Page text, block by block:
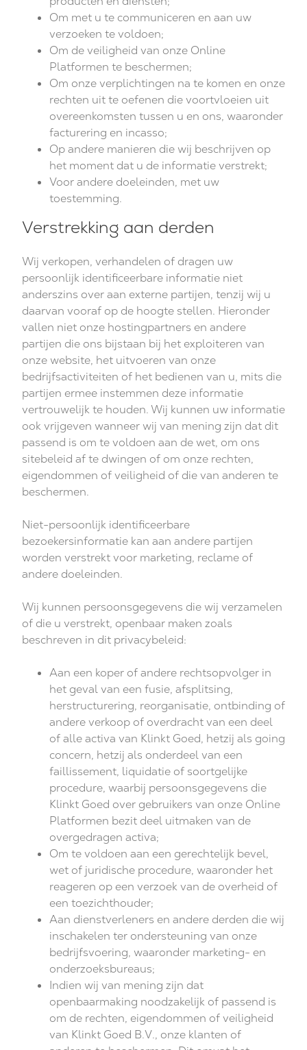
Om met u te communiceren en aan uw
verzoeken te voldoen;
Om de veiligheid van onze Online
Platformen te beschermen;
Om onze verplichtingen na te komen en onze
rechten uit te oefenen die voortvloeien uit
overeenkomsten tussen u en ons, waaronder
facturering en incasso;
Op andere manieren die wij beschrijven op
het moment dat u de informatie verstrekt;
Voor andere doeleinden, met uw
toestemming.
Verstrekking aan derden
Wij verkopen, verhandelen of dragen uw
persoonlijk identificeerbare informatie niet
anderszins over aan externe partijen, tenzij wij u
daarvan vooraf op de hoogte stellen. Hieronder
vallen niet onze hostingpartners en andere
partijen die ons bijstaan bij het exploiteren van
onze website, het uitvoeren van onze
bedrijfsactiviteiten of het bedienen van u, mits die
partijen ermee instemmen deze informatie
vertrouwelijk te houden. Wij kunnen uw informatie
ook vrijgeven wanneer wij van mening zijn dat dit
passend is om te voldoen aan de wet, om ons
sitebeleid af te dwingen of om onze rechten,
eigendommen of veiligheid of die van anderen te
beschermen.
Niet-persoonlijk identificeerbare
bezoekersinformatie kan aan andere partijen
worden verstrekt voor marketing, reclame of
andere doeleinden.
Wij kunnen persoonsgegevens die wij verzamelen
of die u verstrekt, openbaar maken zoals
beschreven in dit privacybeleid:
Aan een koper of andere rechtsopvolger in
het geval van een fusie, afsplitsing,
herstructurering, reorganisatie, ontbinding of
andere verkoop of overdracht van een deel
of alle activa van Klinkt Goed, hetzij als going
concern, hetzij als onderdeel van een
faillissement, liquidatie of soortgelijke
procedure, waarbij persoonsgegevens die
Klinkt Goed over gebruikers van onze Online
Platformen bezit deel uitmaken van de
overgedragen activa;
Om te voldoen aan een gerechtelijk bevel,
wet of juridische procedure, waaronder het
reageren op een verzoek van de overheid of
een toezichthouder;
Aan dienstverleners en andere derden die wij
inschakelen ter ondersteuning van onze
bedrijfsvoering, waaronder marketing- en
onderzoeksbureaus;
Indien wij van mening zijn dat
openbaarmaking noodzakelijk of passend is
om de rechten, eigendommen of veiligheid
van Klinkt Goed B.V., onze klanten of